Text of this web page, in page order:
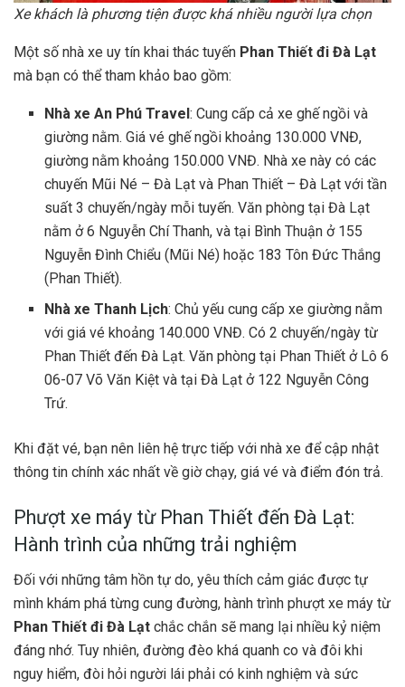
Xe khách là phương tiện được khá nhiều người lựa chọn
Một số nhà xe uy tín khai thác tuyến Phan Thiết đi Đà Lạt
mà bạn có thể tham khảo bao gồm:
Nhà xe An Phú Travel: Cung cấp cả xe ghế ngồi và
giường nằm. Giá vé ghế ngồi khoảng 130.000 VNĐ,
giường nằm khoảng 150.000 VNĐ. Nhà xe này có các
chuyến Mũi Né – Đà Lạt và Phan Thiết – Đà Lạt với tần
suất 3 chuyến/ngày mỗi tuyến. Văn phòng tại Đà Lạt
nằm ở 6 Nguyễn Chí Thanh, và tại Bình Thuận ở 155
Nguyễn Đình Chiểu (Mũi Né) hoặc 183 Tôn Đức Thắng
(Phan Thiết).
Nhà xe Thanh Lịch: Chủ yếu cung cấp xe giường nằm
với giá vé khoảng 140.000 VNĐ. Có 2 chuyến/ngày từ
Phan Thiết đến Đà Lạt. Văn phòng tại Phan Thiết ở Lô 6
06-07 Võ Văn Kiệt và tại Đà Lạt ở 122 Nguyễn Công
Trứ.
Khi đặt vé, bạn nên liên hệ trực tiếp với nhà xe để cập nhật
thông tin chính xác nhất về giờ chạy, giá vé và điểm đón trả.
Phượt xe máy từ Phan Thiết đến Đà Lạt:
Hành trình của những trải nghiệm
Đối với những tâm hồn tự do, yêu thích cảm giác được tự
mình khám phá từng cung đường, hành trình phượt xe máy từ
Phan Thiết đi Đà Lạt chắc chắn sẽ mang lại nhiều kỷ niệm
đáng nhớ. Tuy nhiên, đường đèo khá quanh co và đôi khi
nguy hiểm, đòi hỏi người lái phải có kinh nghiệm và sức